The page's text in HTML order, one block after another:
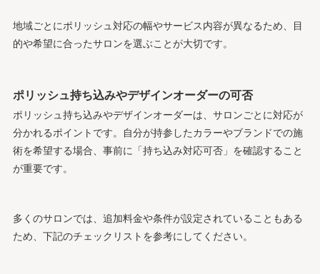
地域ごとにポリッシュ対応の幅やサービス内容が異なるため、目
的や希望に合ったサロンを選ぶことが大切です。
ポリッシュ持ち込みやデザインオーダーの可否
ポリッシュ持ち込みやデザインオーダーは、サロンごとに対応が
分かれるポイントです。自分が持参したカラーやブランドでの施
術を希望する場合、事前に「持ち込み対応可否」を確認すること
が重要です。
多くのサロンでは、追加料金や条件が設定されていることもある
ため、下記のチェックリストを参考にしてください。